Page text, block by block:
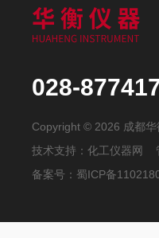
028-
Copyright © 2026 成都
技术支持：化工仪器网
备案号：蜀ICP备